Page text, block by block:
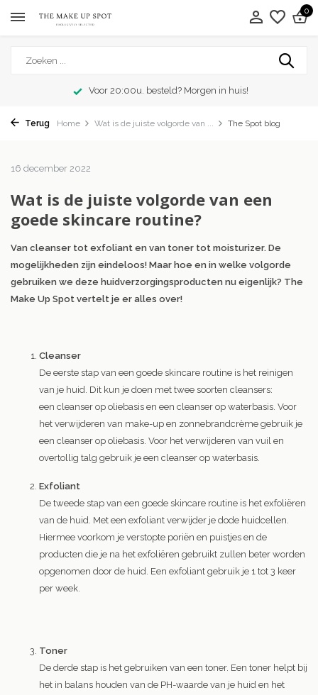
0
Voor 20:00u. besteld? Morgen in huis!
Terug Home Wat is de juiste volgorde van ... The Spot blog
16 december 2022
Wat is de juiste volgorde van een
goede skincare routine?
Van cleanser tot exfoliant en van toner tot moisturizer. De
mogelijkheden zijn eindeloos! Maar hoe en in welke volgorde
gebruiken we deze huidverzorgingsproducten nu eigenlijk? The
Make Up Spot vertelt je er alles over!
Cleanser
De eerste stap van een goede skincare routine is het reinigen
van je huid. Dit kun je doen met twee soorten cleansers:
een cleanser op oliebasis en een cleanser op waterbasis. Voor
het verwijderen van make-up en zonnebrandcrème gebruik je
een cleanser op oliebasis. Voor het verwijderen van vuil en
overtollig talg gebruik je een cleanser op waterbasis.
Exfoliant
De tweede stap van een goede skincare routine is het exfoliëren
van de huid. Met een exfoliant verwijder je dode huidcellen.
Hiermee voorkom je verstopte poriën en puistjes en de
producten die je na het exfoliëren gebruikt zullen beter worden
opgenomen door de huid. Een exfoliant gebruik je 1 tot 3 keer
per week.
Toner
De derde stap is het gebruiken van een toner. Een toner helpt bij
het in balans houden van de PH-waarde van je huid en het